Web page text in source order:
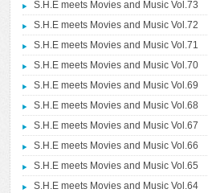
S.H.E meets Movies and Music Vol.73
S.H.E meets Movies and Music Vol.72
S.H.E meets Movies and Music Vol.71
S.H.E meets Movies and Music Vol.70
S.H.E meets Movies and Music Vol.69
S.H.E meets Movies and Music Vol.68
S.H.E meets Movies and Music Vol.67
S.H.E meets Movies and Music Vol.66
S.H.E meets Movies and Music Vol.65
S.H.E meets Movies and Music Vol.64